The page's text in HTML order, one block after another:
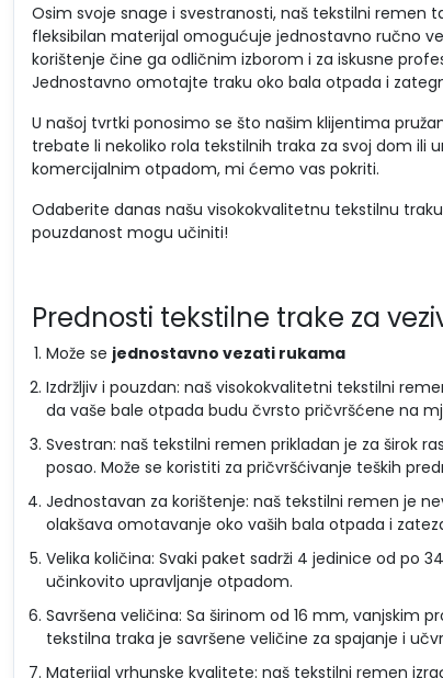
Osim svoje snage i svestranosti, naš tekstilni remen
fleksibilan materijal omogućuje jednostavno ručno
korištenje čine ga odličnim izborom i za iskusne
Jednostavno omotajte traku oko bala otpada i
U našoj tvrtki ponosimo se što našim klijentima
trebate li nekoliko rola tekstilnih traka za svoj dom ili
komercijalnim otpadom, mi ćemo vas pokriti.
Odaberite danas našu visokokvalitetnu tekstilnu
pouzdanost mogu učiniti!
Prednosti tekstilne trake za
Može se jednostavno vezati rukama
Izdržljiv i pouzdan: naš visokokvalitetni tekstilni
da vaše bale otpada budu čvrsto pričvršćene na
Svestran: naš tekstilni remen prikladan je za širok
posao. Može se koristiti za pričvršćivanje teških
Jednostavan za korištenje: naš tekstilni remen je
olakšava omotavanje oko vaših bala otpada i
Velika količina: Svaki paket sadrži 4 jedinice od po
učinkovito upravljanje otpadom.
Savršena veličina: Sa širinom od 16 mm, vanjskim
tekstilna traka je savršene veličine za spajanje i
Materijal vrhunske kvalitete: naš tekstilni remen